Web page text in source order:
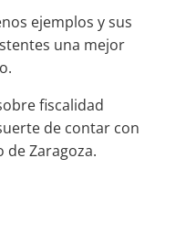
ejemplos y sus
una mejor
fiscalidad
de contar con
Zaragoza.